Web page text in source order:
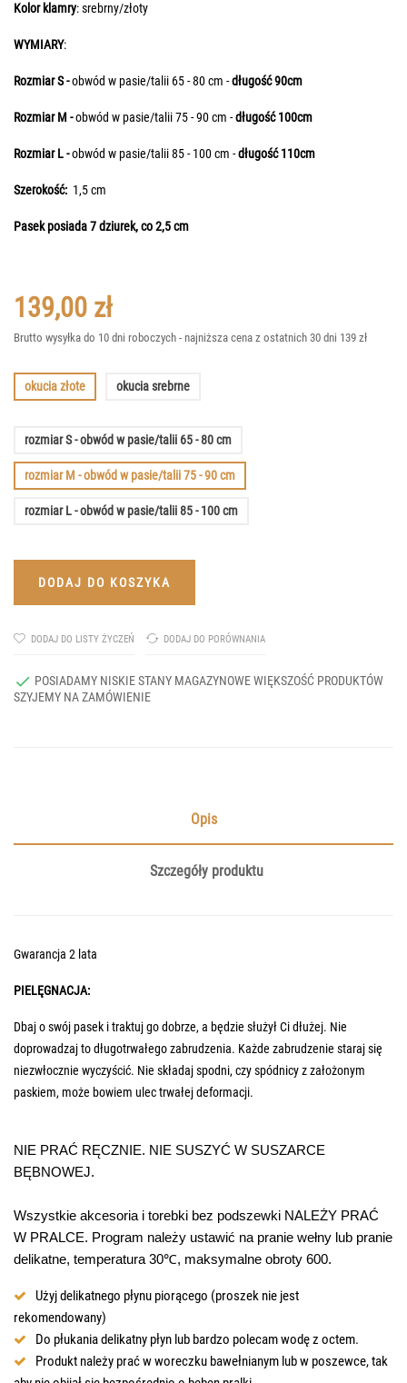
Kolor klamry: srebrny/złoty
WYMIARY:
Rozmiar S -obwód w pasie/talii 65 - 80 cm -długość90cm
Rozmiar M -obwód w pasie/talii 75 - 90 cm -długość100cm
Rozmiar L-obwód w pasie/talii 85 - 100 cm -długość110cm
Szerokość: 1,5 cm
Pasek posiada 7 dziurek, co 2,5 cm
139,00 zł
Brutto wysyłka do 10 dni roboczych - najniższa cena z ostatnich 30 dni 139 zł
okucia złote okucia srebrne
rozmiar S - obwód w pasie/talii 65 - 80 cm
rozmiar M - obwód w pasie/talii 75 - 90 cm
rozmiar L - obwód w pasie/talii 85 - 100 cm
DODAJ DO KOSZYKA
DODAJ DO LISTY ŻYCZEŃ DODAJ DO PORÓWNANIA
 POSIADAMY NISKIE STANY MAGAZYNOWE WIĘKSZOŚĆ PRODUKTÓW
SZYJEMY NA ZAMÓWIENIE
Opis
Szczegóły produktu
Gwarancja 2 lata
PIELĘGNACJA:
Dbaj o swój pasek i traktuj go dobrze, a będzie służył Ci dłużej. Nie
doprowadzaj to długotrwałego zabrudzenia. Każde zabrudzenie staraj się
niezwłocznie wyczyścić. Nie składaj spodni, czy spódnicy z założonym
paskiem, może bowiem ulec trwałej deformacji.
NIE PRAĆ RĘCZNIE. NIE SUSZYĆ W SUSZARCE
BĘBNOWEJ.
Wszystkie akcesoria i torebki bez podszewki NALEŻY PRAĆ
W PRALCE. Program należy ustawić na pranie wełny lub pranie
delikatne, temperatura 30℃, maksymalne obroty 600.
Użyj delikatnego płynu piorącego (proszek nie jest
rekomendowany)
Do płukania delikatny płyn lub bardzo polecam wodę z octem.
Produkt należy prać w woreczku bawełnianym lub w poszewce, tak